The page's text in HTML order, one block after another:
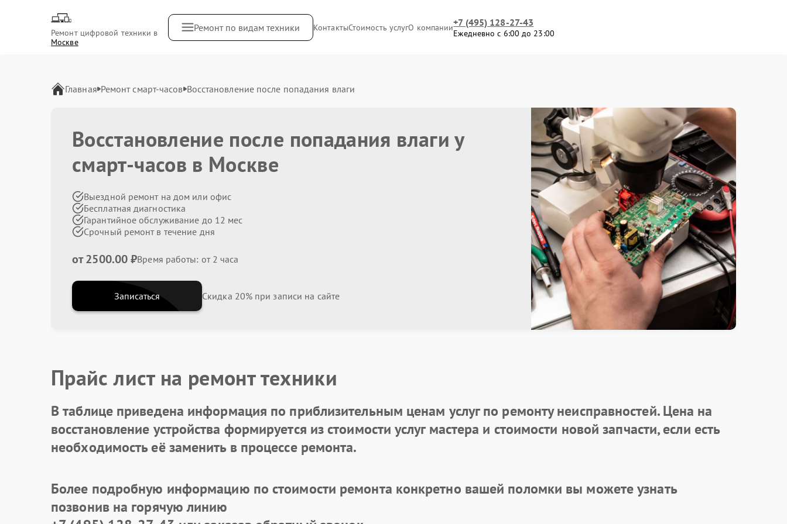
Ремонт цифровой техники в
Москве
Ремонт по видам техники КонтактыСтоимость услугО компании+7 (495) 128-27-43
Ежедневно с 6:00 до 23:00
Главная Ремонт смарт-часов Восстановление после попадания влаги
Восстановление после попадания влаги у
смарт-часов в Москве
Выездной ремонт на дом или офис
Бесплатная диагностика
Гарантийное обслуживание до 12 мес
Срочный ремонт в течение дня
от 2500.00 ₽Время работы: от 2 часа
Записаться Скидка 20% при записи на сайте
Прайс лист на ремонт техники
В таблице приведена информация по приблизительным ценам услуг по ремонту неисправностей. Цена на
восстановление устройства формируется из стоимости услуг мастера и стоимости новой запчасти, если есть
необходимость её заменить в процессе ремонта.
Более подробную информацию по стоимости ремонта конкретно вашей поломки вы можете узнать
позвонив на горячую линию